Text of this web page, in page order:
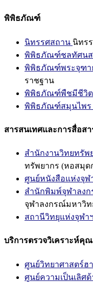
พิพิธภัณฑ์
นิทรรศสถาน นิทร
พิพิธภัณฑ์ชลทัศน
พิพิธภัณฑ์พระจุฑา
ราชฐาน
พิพิธภัณฑ์พืชมีชีวิต
พิพิธภัณฑ์สมุนไพร
สารสนเทศและการสื่อสา
สำนักงานวิทยทรัพ
ทรัพยากร (หอสมุด
ศูนย์หนังสือแห่งจุฬ
สำนักพิมพ์จุฬาลง
จุฬาลงกรณ์มหาวิท
สถานีวิทยุแห่งจุฬาฯ
บริการตรวจวิเคราะห์คุ
ศูนย์วิทยาศาสตร์ฮ
ศูนย์ความเป็นเลิศ